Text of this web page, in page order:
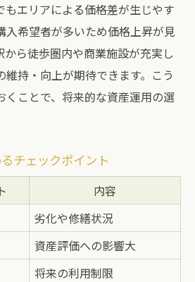
もエリアによる価格差が生じやす
入希望者が多いため価格上昇が見
から徒歩圏内や商業施設が充実し
維持・向上が期待できます。こう
くことで、将来的な資産運用の選
チェックポイント
内容
劣化や修繕状況
資産評価への影響大
将来の利用制限